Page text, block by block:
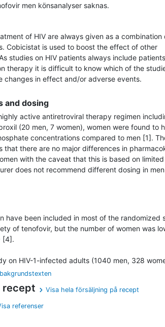
men könsanalyser saknas.
of HIV are always given as a combination
Cobicistat is used to boost the effect of other
studies on HIV patients always include patients
therapy it is difficult to know which of the
changes in effect and/or adverse events.
and dosing
active antiretroviral therapy regimen
(20 men, 7 women), women were found to
concentrations compared to men [1].
that there are no major differences in
with the caveat that this is based on
does not recommend different dosing in
have been included in most of the randomized
of tenofovir, but the number of women was
[4].
on HIV-1-infected adults (1040 men, 328
recept Visa hela försäljning på recept
referenser